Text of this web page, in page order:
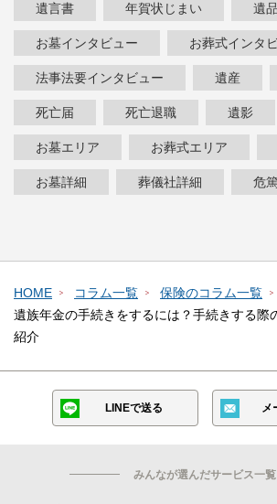
遺言書 年賀状じまい 遺品
お墓インタビュー お葬式インタ
法事法要インタビュー 遺産
死亡届 死亡退職 遺影
お墓エリア お葬式エリア
お墓詳細 葬儀社詳細 危篤
HOME コラム一覧
保険のコラム一覧
遺族年金の手続きをするには？手続きする際
紹介
LINEで送る メ
みんなが選んだサービス一覧